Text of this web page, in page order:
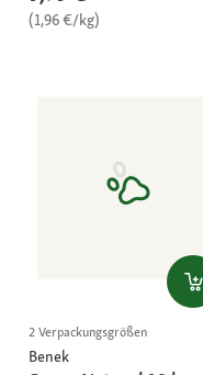
(1,96 €/kg)
2 Verpackungsgrößen
Benek